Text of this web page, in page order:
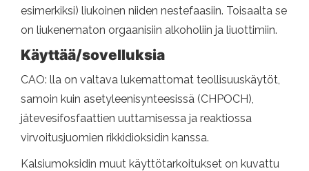
esimerkiksi) liukoinen niiden nestefaasiin. Toisaalta se
on liukenematon orgaanisiin alkoholiin ja liuottimiin.
Käyttää/sovelluksia
CAO: lla on valtava lukemattomat teollisuuskäytöt,
samoin kuin asetyleenisynteesissä (CHPOCH),
jätevesifosfaattien uuttamisessa ja reaktiossa
virvoitusjuomien rikkidioksidin kanssa.
Kalsiumoksidin muut käyttötarkoitukset on kuvattu